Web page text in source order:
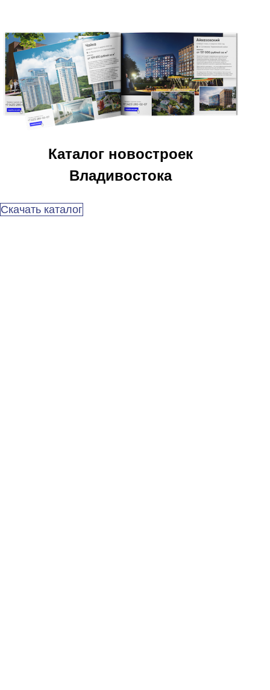
Каталог новостроек
Владивостока
Скачать каталог